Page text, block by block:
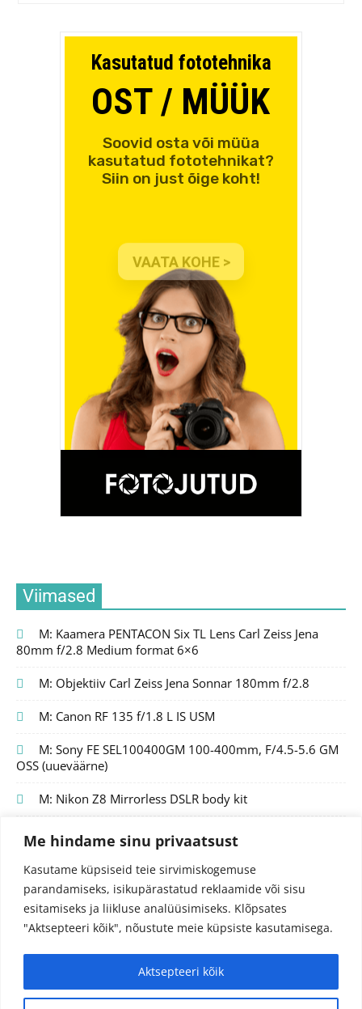
Me hindame sinu privaatsust
Kasutame küpsiseid teie sirvimiskogemuse
parandamiseks, isikupärastatud reklaamide või sisu
esitamiseks ja liikluse analüüsimiseks. Klõpsates
"Aktsepteeri kõik", nõustute meie küpsiste kasutamisega.
Aktsepteeri kõik
Viimased
M: Kaamera PENTACON Six TL Lens Carl Zeiss Jena
80mm f/2.8 Medium format 6×6
M: Objektiiv Carl Zeiss Jena Sonnar 180mm f/2.8
M: Canon RF 135 f/1.8 L IS USM
M: Sony FE SEL100400GM 100-400mm, F/4.5-5.6 GM
OSS (uueväärne)
M: Nikon Z8 Mirrorless DSLR body kit
© 2024 Fotojutud OÜ
Reg.nr. 14827097